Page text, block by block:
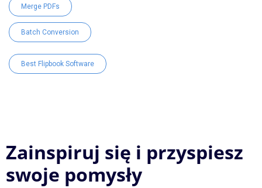
Merge PDFs
Batch Conversion
Best Flipbook Software
Zainspiruj się i przyspiesz
swoje pomysły